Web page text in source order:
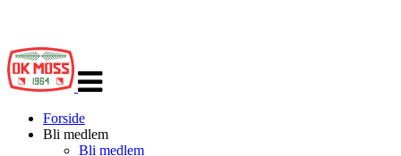
navigasjon
Forside
Bli medlem
Bli medlem